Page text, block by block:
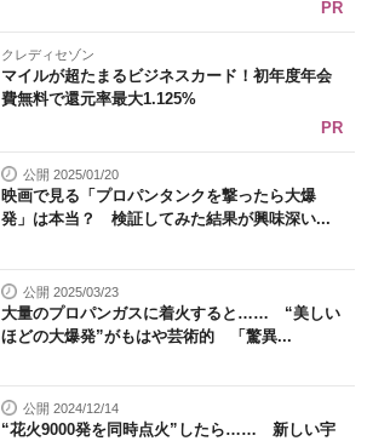
PR
クレディセゾン
マイルが超たまるビジネスカード！初年度年会
費無料で還元率最大1.125%
PR
公開 2025/01/20
映画で見る「プロパンタンクを撃ったら大爆
発」は本当？ 検証してみた結果が興味深い...
公開 2025/03/23
大量のプロパンガスに着火すると…… “美しい
ほどの大爆発”がもはや芸術的 「驚異...
公開 2024/12/14
“花火9000発を同時点火”したら…… 新しい宇